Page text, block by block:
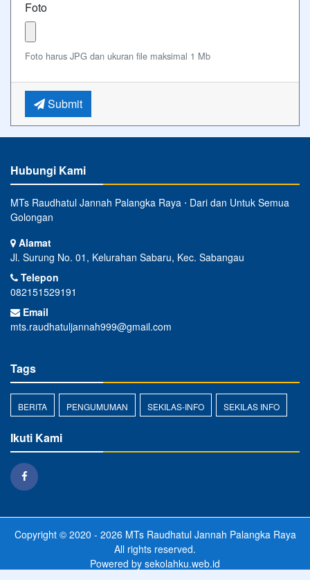
Foto
Foto harus JPG dan ukuran file maksimal 1 Mb
Submit
Hubungi Kami
MTs Raudhatul Jannah Palangka Raya ⋅ Dari dan Untuk Semua
Golongan
Alamat
Jl. Surung No. 01, Kelurahan Sabaru, Kec. Sabangau
Telepon
082151529191
Email
mts.raudhatuljannah999@gmail.com
Tags
BERITA PENGUMUMAN SEKILAS-INFO SEKILAS INFO
Ikuti Kami
Copyright © 2020 - 2026 MTs Raudhatul Jannah Palangka Raya
All rights reserved.
Powered by sekolahku.web.id